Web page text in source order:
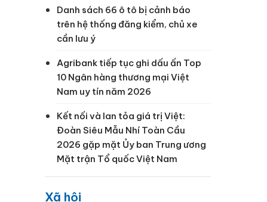
Danh sách 66 ô tô bị cảnh báo
trên hệ thống đăng kiểm, chủ xe
cần lưu ý
Agribank tiếp tục ghi dấu ấn Top
10 Ngân hàng thương mại Việt
Nam uy tín năm 2026
Kết nối và lan tỏa giá trị Việt:
Đoàn Siêu Mẫu Nhí Toàn Cầu
2026 gặp mặt Ủy ban Trung ương
Mặt trận Tổ quốc Việt Nam
Xã hội